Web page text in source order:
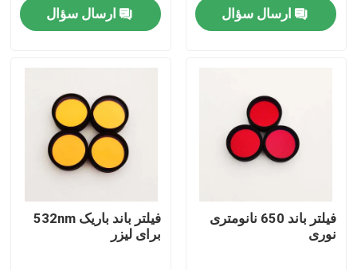
خانه
فیلم های
کارخانه تور
ارسال سؤال ارسال سؤال
فیلتر باند 650 نانومتری
نوری
فیلتر باند باریک 532nm
برای لیزر